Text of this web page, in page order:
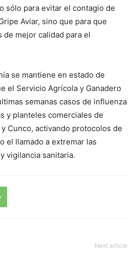
sólo para evitar el contagio de
Aviar, sino que para que
mejor calidad para el
se mantiene en estado de
el Servicio Agrícola y Ganadero
semanas casos de influenza
y planteles comerciales de
Cunco, activando protocolos de
el llamado a extremar las
vigilancia sanitaria.
Next article